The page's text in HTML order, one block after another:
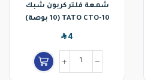
شمعة فلتر كربون شبك
TATO CTO-10 (10 بوصة)
SAR4